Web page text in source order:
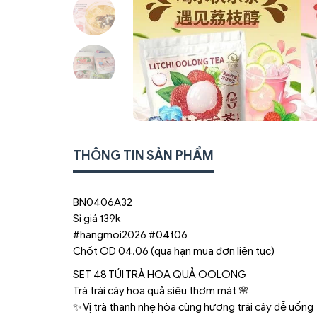
THÔNG TIN SẢN PHẨM
BN0406A32
Sỉ giá 139k
#hangmoi2026 #04t06
Chốt OD 04.06 (qua hạn mua đơn liên tục)
SET 48 TÚI TRÀ HOA QUẢ OOLONG
Trà trái cây hoa quả siêu thơm mát 🌸
✨ Vị trà thanh nhẹ hòa cùng hương trái cây dễ uống